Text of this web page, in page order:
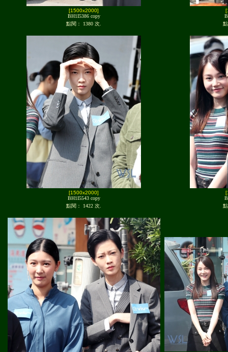
[1500x2000]
BH1I5386 copy
點閱： 1380 次.
[1500x2000]
BH1I5543 copy
點閱： 1422 次.